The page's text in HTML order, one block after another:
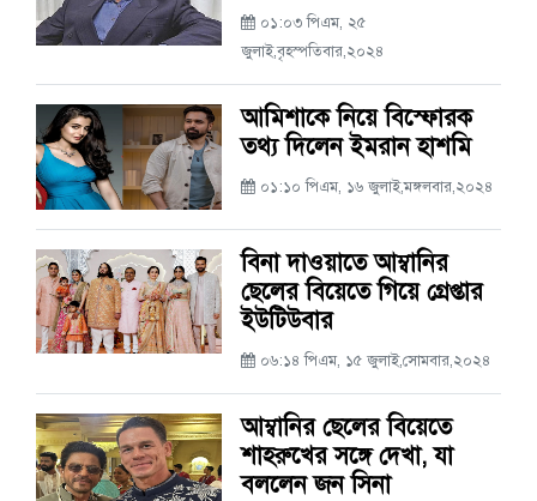
০১:০৩ পিএম, ২৫
জুলাই,বৃহস্পতিবার,২০২৪
আমিশাকে নিয়ে বিস্ফোরক
তথ্য দিলেন ইমরান হাশমি
০১:১০ পিএম, ১৬ জুলাই,মঙ্গলবার,২০২৪
বিনা দাওয়াতে আম্বানির
ছেলের বিয়েতে গিয়ে গ্রেপ্তার
ইউটিউবার
০৬:১৪ পিএম, ১৫ জুলাই,সোমবার,২০২৪
আম্বানির ছেলের বিয়েতে
শাহরুখের সঙ্গে দেখা, যা
বললেন জন সিনা